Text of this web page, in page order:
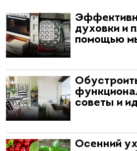
духовки и
помощью
советы и
Осенний